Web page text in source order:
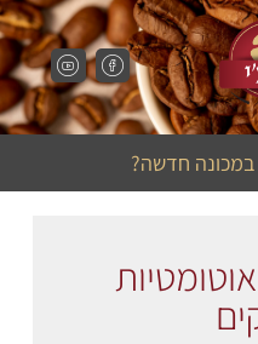
במכונה חדשה?